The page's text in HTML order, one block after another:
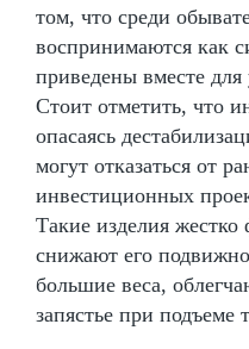
том, что среди
воспринимаются как
приведены вместе для
Стоит отметить, что
опасаясь
могут отказаться от
инвестиционных
Такие изделия
снижают его
большие веса,
запястье при подъеме